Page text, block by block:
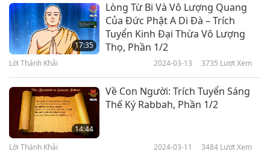
17:35
Lòng Từ Bi Và Vô Lượng Quang
Của Đức Phật A Di Đà – Trích
Tuyển Kinh Đại Thừa Vô Lượng
Thọ, Phần 1/2
Lời Thánh Khải 2024-03-13 3735 Lượt Xem
14:44
Về Con Người: Trích Tuyển Sáng
Thế Ký Rabbah, Phần 1/2
Lời Thánh Khải 2024-03-11 3484 Lượt Xem